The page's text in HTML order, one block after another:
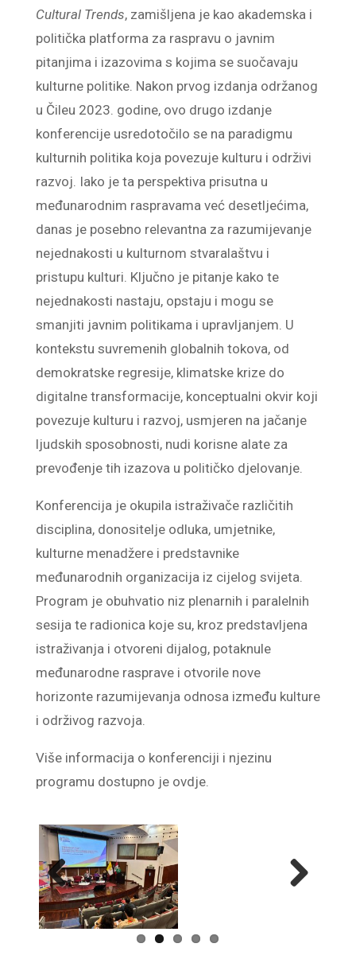
Cultural Trends, zamišljena je kao akademska i
politička platforma za raspravu o javnim
pitanjima i izazovima s kojima se suočavaju
kulturne politike. Nakon prvog izdanja održanog
u Čileu 2023. godine, ovo drugo izdanje
konferencije usredotočilo se na paradigmu
kulturnih politika koja povezuje kulturu i održivi
razvoj. Iako je ta perspektiva prisutna u
međunarodnim raspravama već desetljećima,
danas je posebno relevantna za razumijevanje
nejednakosti u kulturnom stvaralaštvu i
pristupu kulturi. Ključno je pitanje kako te
nejednakosti nastaju, opstaju i mogu se
smanjiti javnim politikama i upravljanjem. U
kontekstu suvremenih globalnih tokova, od
demokratske regresije, klimatske krize do
digitalne transformacije, konceptualni okvir koji
povezuje kulturu i razvoj, usmjeren na jačanje
ljudskih sposobnosti, nudi korisne alate za
prevođenje tih izazova u političko djelovanje.
Konferencija je okupila istraživače različitih
disciplina, donositelje odluka, umjetnike,
kulturne menadžere i predstavnike
međunarodnih organizacija iz cijelog svijeta.
Program je obuhvatio niz plenarnih i paralelnih
sesija te radionica koje su, kroz predstavljena
istraživanja i otvoreni dijalog, potaknule
međunarodne rasprave i otvorile nove
horizonte razumijevanja odnosa između kulture
i održivog razvoja.
Više informacija o konferenciji i njezinu
programu dostupno je ovdje.
Previ
ous